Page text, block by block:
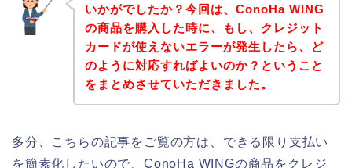
いかがでしたか？今回は、ConoHa WING
の商品を購入した時に、もし、クレジット
カードが使えないエラーが発生したら、ど
のように対応すればよいのか？ということ
をまとめさせていただきました。
多分、こちらの記事をご覧の方は、できる限り支払い
を簡素化したいので、ConoHa WINGの商品をクレジ